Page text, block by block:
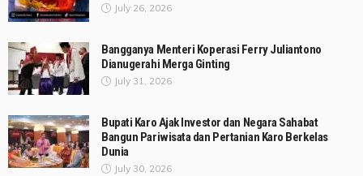
July 26, 2026
Bangganya Menteri Koperasi Ferry Juliantono
Dianugerahi Merga Ginting
July 31, 2026
Bupati Karo Ajak Investor dan Negara Sahabat
Bangun Pariwisata dan Pertanian Karo Berkelas
Dunia
July 30, 2026